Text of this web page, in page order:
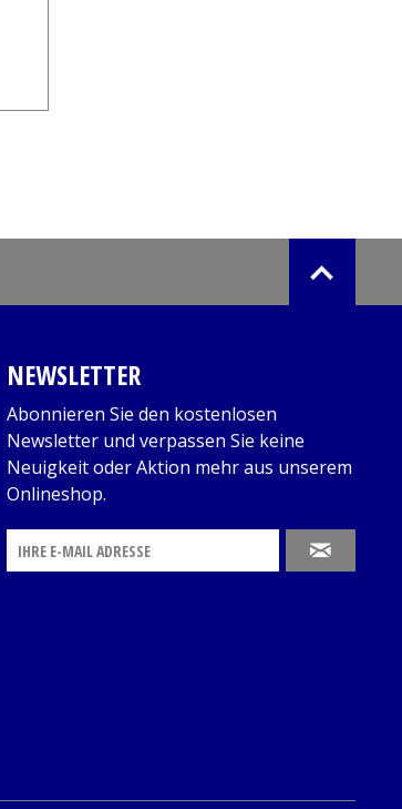
NEWSLETTER
Abonnieren Sie den kostenlosen
Newsletter und verpassen Sie keine
Neuigkeit oder Aktion mehr aus unserem
Onlineshop.